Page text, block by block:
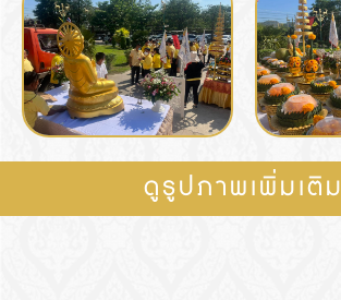
ดูรูปภาพเพิ่มเติม